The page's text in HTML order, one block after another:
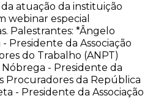
atuação da instituição
webinar especial
Palestrantes: *Ângelo
- Presidente da Associação
do Trabalho (ANPT)
- Presidente da
Procuradores da República
- Presidente da Associação